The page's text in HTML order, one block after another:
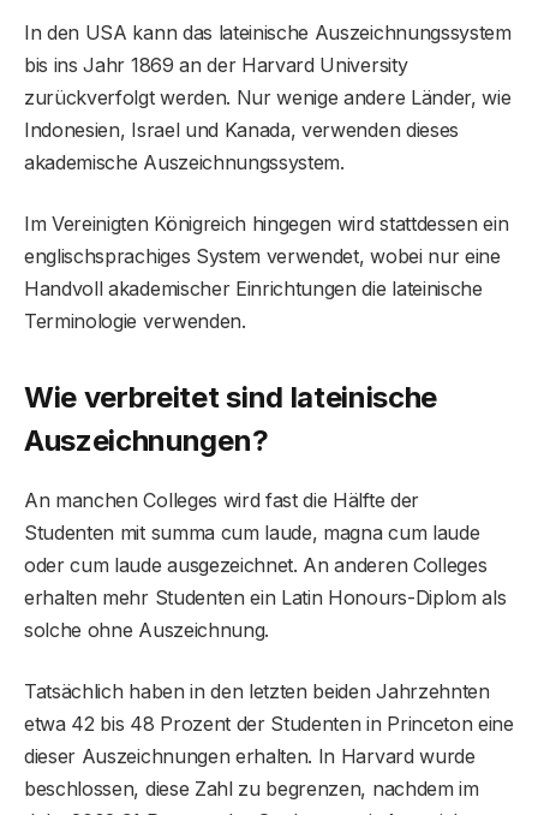
In den USA kann das lateinische Auszeichnungssystem
bis ins Jahr 1869 an der Harvard University
zurückverfolgt werden. Nur wenige andere Länder, wie
Indonesien, Israel und Kanada, verwenden dieses
akademische Auszeichnungssystem.
Im Vereinigten Königreich hingegen wird stattdessen ein
englischsprachiges System verwendet, wobei nur eine
Handvoll akademischer Einrichtungen die lateinische
Terminologie verwenden.
Wie verbreitet sind lateinische
Auszeichnungen?
An manchen Colleges wird fast die Hälfte der
Studenten mit summa cum laude, magna cum laude
oder cum laude ausgezeichnet. An anderen Colleges
erhalten mehr Studenten ein Latin Honours-Diplom als
solche ohne Auszeichnung.
Tatsächlich haben in den letzten beiden Jahrzehnten
etwa 42 bis 48 Prozent der Studenten in Princeton eine
dieser Auszeichnungen erhalten. In Harvard wurde
beschlossen, diese Zahl zu begrenzen, nachdem im